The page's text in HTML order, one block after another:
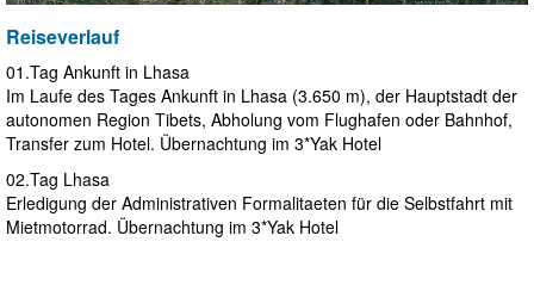
Reiseverlauf
01.Tag Ankunft in Lhasa
Im Laufe des Tages Ankunft in Lhasa (3.650 m), der Hauptstadt der
autonomen Region Tibets, Abholung vom Flughafen oder Bahnhof,
Transfer zum Hotel. Übernachtung im 3*Yak Hotel
02.Tag Lhasa
Erledigung der Administrativen Formalitaeten für die Selbstfahrt mit
Mietmotorrad. Übernachtung im 3*Yak Hotel